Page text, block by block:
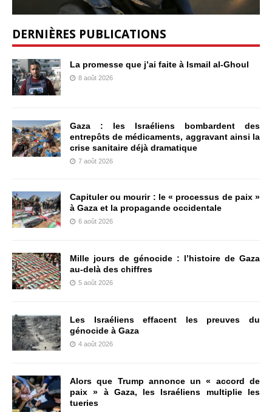
DERNIÈRES PUBLICATIONS
La promesse que j’ai faite à Ismail al-Ghoul
8 août 2026
Gaza : les Israéliens bombardent des
entrepôts de médicaments, aggravant ainsi la
crise sanitaire déjà dramatique
7 août 2026
Capituler ou mourir : le « processus de paix »
à Gaza et la propagande occidentale
6 août 2026
Mille jours de génocide : l’histoire de Gaza
au-delà des chiffres
5 août 2026
Les Israéliens effacent les preuves du
génocide à Gaza
4 août 2026
Alors que Trump annonce un « accord de
paix » à Gaza, les Israéliens multiplie les
tueries